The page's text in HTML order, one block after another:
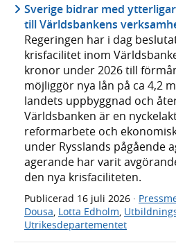
Sverige bidrar med
till Världsbankens
Regeringen har i dag
krisfacilitet inom
kronor under 2026 till
möjliggör nya lån på ca 4,2
landets uppbyggnad och
Världsbanken är en
reformarbete och
under Rysslands pågående
agerande har varit
den nya krisfaciliteten.
Publicerad 16 juli 2026 ·
Dousa Lotta Edholm
Utrikesdepartementet